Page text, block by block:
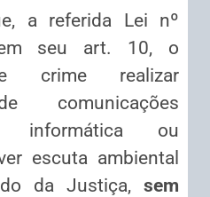
a referida Lei nº
seu art. 10, o
crime realizar
comunicações
informática ou
escuta ambiental
da Justiça, sem